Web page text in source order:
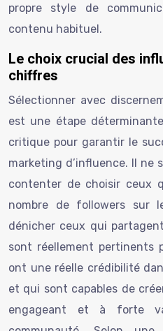
propre style de
contenu habituel.
Le choix crucial des
chiffres
Sélectionner avec
est une étape
critique pour garantir le
marketing d’influence. Il ne
contenter de choisir ceux
nombre de followers sur
dénicher ceux qui
sont réellement pertinents
ont une réelle crédibilité
et qui sont capables de
engageant et à forte